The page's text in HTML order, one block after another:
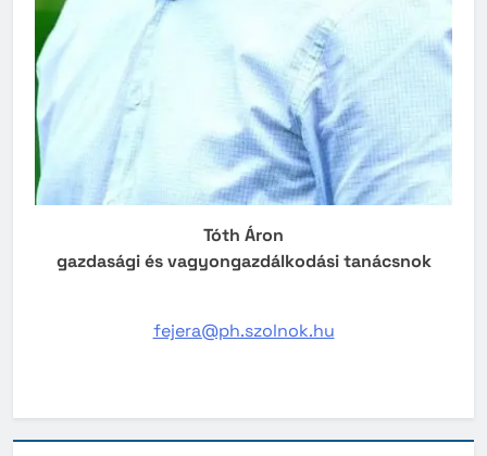
Tóth Áron
gazdasági és vagyongazdálkodási tanácsnok
fejera@ph.szolnok.hu